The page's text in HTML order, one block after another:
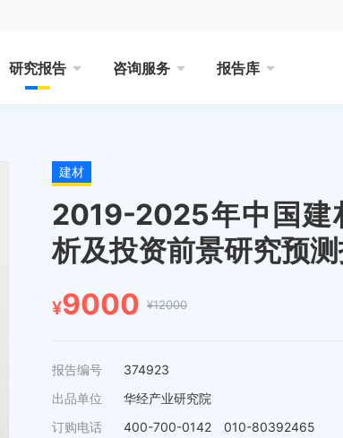
研究报告 咨询服务 报告库
建材
2019-2025年中国建
析及投资前景研究预
¥9000 ¥12000
报告编号
374923
出品单位
华经产业研究院
订购电话
400-700-0142 010-80392465